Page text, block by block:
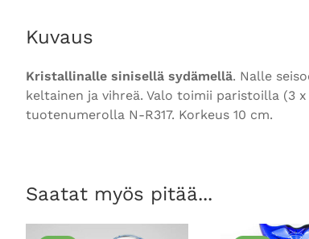
Kuvaus
Kristallinalle sinisellä sydämellä. Nalle
keltainen ja vihreä. Valo toimii paristoilla (3
tuotenumerolla N-R317. Korkeus 10 cm.
Saatat myös pitää...